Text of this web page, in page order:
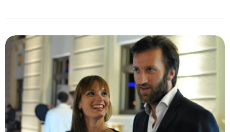
црвено,
небото
се
запали,
птиците
полудеа,
а
Британците
во